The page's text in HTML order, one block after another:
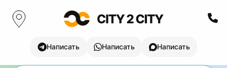
Написать Написать Написать